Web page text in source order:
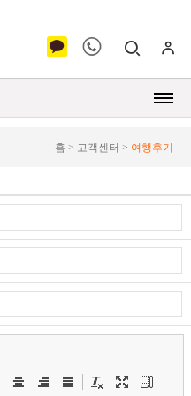
홈 > 고객센터 > 여행후기